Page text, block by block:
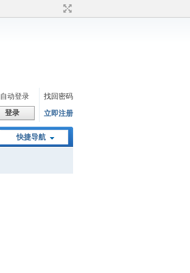
自动登录
找回密码
登录 立即注册
快捷导航